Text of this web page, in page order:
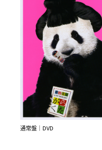
通常盤｜DVD